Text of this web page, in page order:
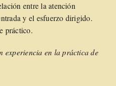
entre la atención
y el esfuerzo dirigido.
práctico.
experiencia en la práctica de